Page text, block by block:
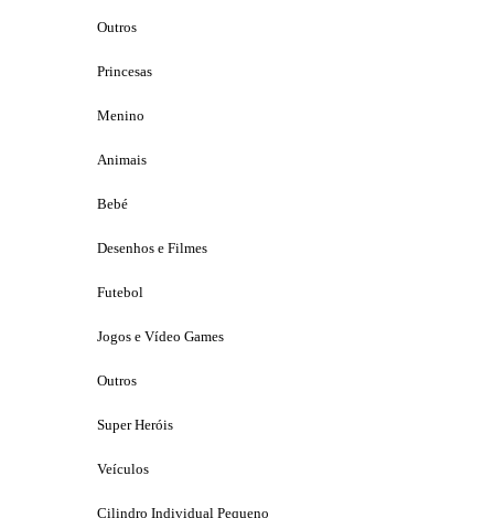
Outros
Princesas
Menino
Animais
Bebé
Desenhos e Filmes
Futebol
Jogos e Vídeo Games
Outros
Super Heróis
Veículos
Cilindro Individual Pequeno